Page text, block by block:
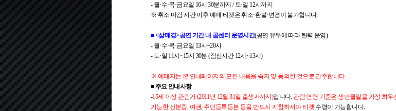
- 월·수·목·금요일 16시 30분까지 / 토·일 12시까지
※ 취소 마감 시간 이후 예매 티켓은 취소·환불·변경이 불가합니다.
■ <삼매경>공연 기간 내 콜센터 운영시간(공연 유무에 따라 탄력 운영)
- 월·수·목·금요일 13시~20시
- 토·일 11시~15시 30분 (점심시간 12시~13시)
※ 예매자는 본 안내페이지의 모든 내용을 숙지 및 동의한 것으로 간주합니다.
■ 주요 안내사항
-15세 이상 관람가 (2011년 12월 31일 출생자까지)입니다. 관람 연령 기준은 생년월일을 가장 최우
가능한 신분증, 여권, 주민등록등본 등을 반드시 지참하셔야 티켓 수령이 가능합니다.